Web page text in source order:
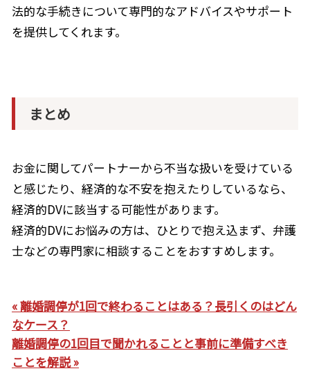
法的な手続きについて専門的なアドバイスやサポート
を提供してくれます。
まとめ
お金に関してパートナーから不当な扱いを受けている
と感じたり、経済的な不安を抱えたりしているなら、
経済的DVに該当する可能性があります。
経済的DVにお悩みの方は、ひとりで抱え込まず、弁護
士などの専門家に相談することをおすすめします。
« 離婚調停が1回で終わることはある？長引くのはどん
なケース？
離婚調停の1回目で聞かれることと事前に準備すべき
ことを解説 »